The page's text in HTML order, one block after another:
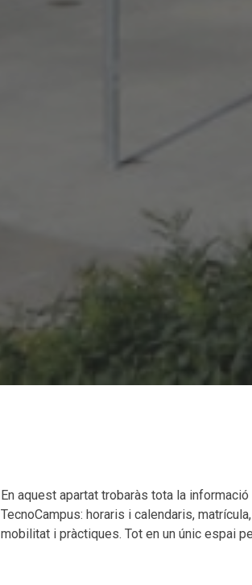
En aquest apartat trobaràs tota la
TecnoCampus: horaris i calendaris,
mobilitat i pràctiques. Tot en un únic espai